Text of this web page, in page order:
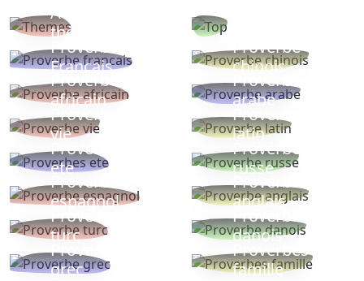
Autres
thèmes
Proverbe
Français
Proverbe
chinois
Proverbe
africain
Proverbe
arabe
Proverbe
vie
Proverbe
latin
Proverbes
ete
Proverbe
russe
Proverbe
espagnol
Proverbe
anglais
Proverbe
turc
Proverbe
danois
Proverbe
grec
Proverbes
famille